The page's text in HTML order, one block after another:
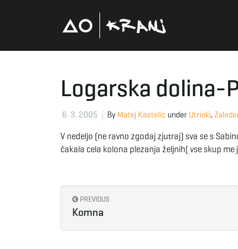
Logarska dolina-
6. 3. 2005 By Matej Kastelic under Utrinki,
V nedeljo (ne ravno zgodaj zjutraj) sva se s
čakala cela kolona plezanja željnih( vse skup
PREVIOUS
Komna